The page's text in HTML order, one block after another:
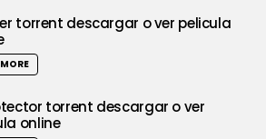
torrent descargar o ver pelicula
torrent descargar o ver
online